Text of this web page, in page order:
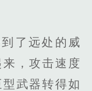
了远处的威
，攻击速度
武器转得如